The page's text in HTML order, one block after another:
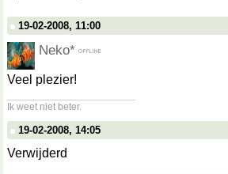
19-02-2008, 11:00
Neko*
Veel plezier!
Ik weet niet beter.
19-02-2008, 14:05
Verwijderd